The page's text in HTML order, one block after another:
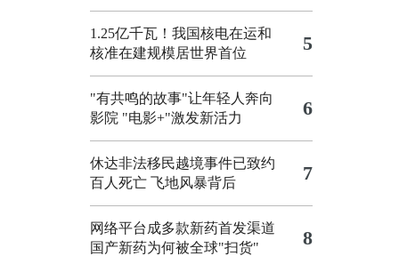
1.25亿千瓦！我国核电在运和
核准在建规模居世界首位
5
"有共鸣的故事"让年轻人奔向
影院 "电影+"激发新活力 6
休达非法移民越境事件已致约
百人死亡 飞地风暴背后 7
网络平台成多款新药首发渠道
国产新药为何被全球"扫货"
8